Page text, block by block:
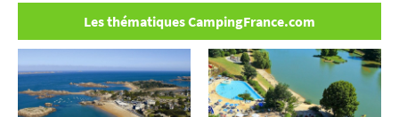
Les thématiques CampingFrance.com